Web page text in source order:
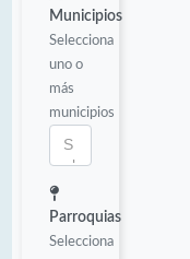
Municipios
Selecciona
uno o
más
municipios
Parroquias
Selecciona